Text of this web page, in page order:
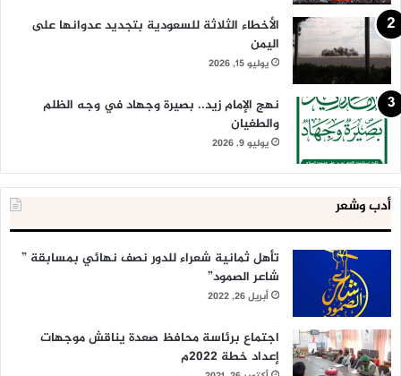
الأخطاء الثلاثة للسعودية بتجديد عدوانها على
اليمن
يوليو 15, 2026
نهج الإمام زيد.. بصيرة وجهاد في وجه الظلم
والطغيان
يوليو 9, 2026
أدب وشعر
تأهل ثمانية شعراء للدور نصف نهائي بمسابقة ”
شاعر الصمود”
أبريل 26, 2022
اجتماع برئاسة محافظ صعدة يناقش موجهات
إعداد خطة 2022م